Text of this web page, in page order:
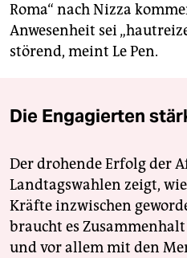
Roma“ nach Nizza
Anwesenheit sei
störend, meint Le Pen.
Die Engagierten
Der drohende Erfolg der
Landtagswahlen zeigt,
Kräfte inzwischen
braucht es
und vor allem mit den